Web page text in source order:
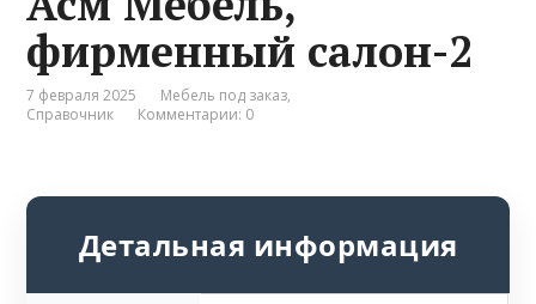
фирменный салон-2
7 февраля 2025 Мебель под заказ,
Справочник
Комментарии: 0
Детальная информация